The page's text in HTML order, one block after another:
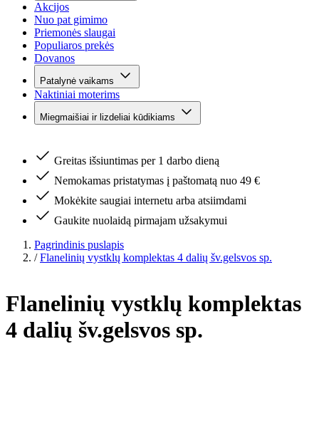
Akcijos
Nuo pat gimimo
Priemonės slaugai
Populiaros prekės
Dovanos
Patalynė vaikams
Naktiniai moterims
Miegmaišiai ir lizdeliai kūdikiams
Greitas išsiuntimas per 1 darbo dieną
Nemokamas pristatymas į paštomatą nuo 49 €
Mokėkite saugiai internetu arba atsiimdami
Gaukite nuolaidą pirmajam užsakymui
Pagrindinis puslapis
/ Flanelinių vystklų komplektas 4 dalių šv.gelsvos sp.
Flanelinių vystklų komplektas
4 dalių šv.gelsvos sp.